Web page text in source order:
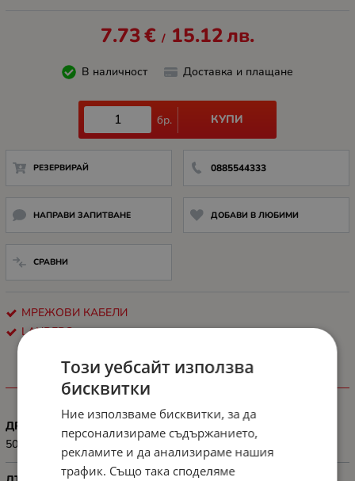
7.73€ / 15.12лв.
В наличност Доставка и плащане
бр. КУПИ
РЕЗЕРВИРАЙ 0885544333
НАПРАВИ ЗАПИТВАНЕ ДОБАВИ В ЛЮБИМИ
СРАВНИ
МРЕЖОВИ КАБЕЛИ
LANBERG
ХАРАКТЕРИСТИКИ
ДРУГИ
50-pack
Този уебсайт използва
бисквитки
Ние използваме бисквитки, за да
персонализираме съдържанието,
рекламите и да анализираме нашия
трафик. Също така споделяме